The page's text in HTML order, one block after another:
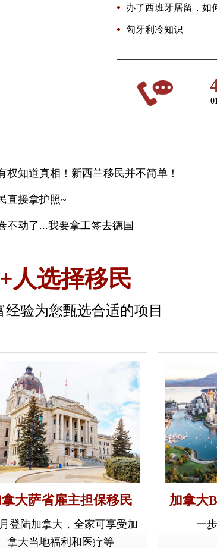
办了西班牙居留，如
匈牙利冷知识
权知道真相！新西兰移民并不简单！
直接拿护照~
不动了...我要拿工签去德国
人选择移民
验为您甄选合适的项目
大萨省雇主担保移民
登陆加拿大，全家可享受加
拿大当地福利和医疗等
加拿大
一